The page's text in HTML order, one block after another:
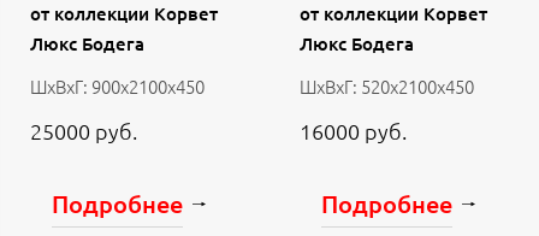
от коллекции Корвет
Люкс Бодега
ШхВхГ: 900х2100х450
25000 руб.
Подробнее
от коллекции Корвет
Люкс Бодега
ШхВхГ: 520х2100х450
16000 руб.
Подробнее